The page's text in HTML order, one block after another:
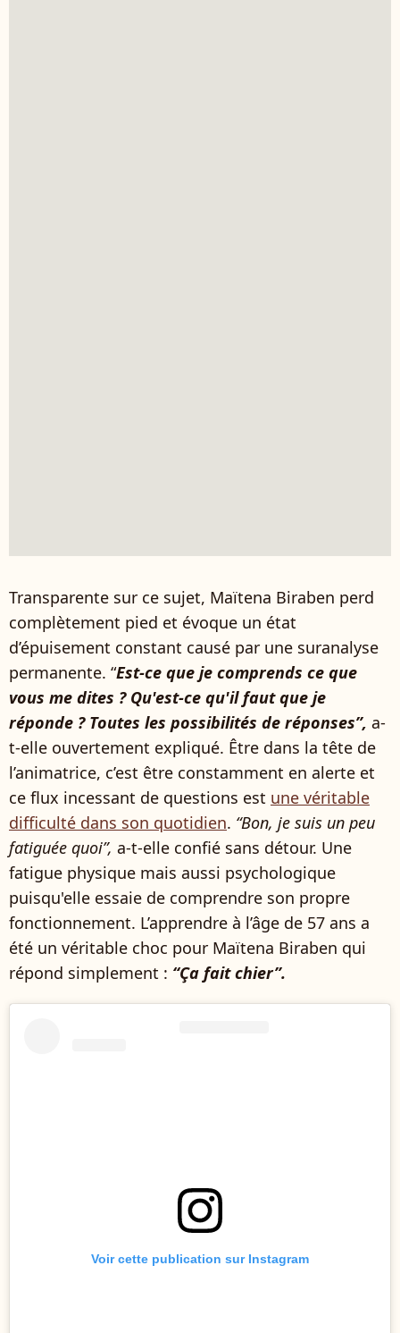
Transparente sur ce sujet, Maïtena Biraben perd
complètement pied et évoque un état
d’épuisement constant causé par une suranalyse
permanente. “Est-ce que je comprends ce que
vous me dites ? Qu'est-ce qu'il faut que je
réponde ? Toutes les possibilités de réponses”, a-
t-elle ouvertement expliqué. Être dans la tête de
l’animatrice, c’est être constamment en alerte et
ce flux incessant de questions est une véritable
difficulté dans son quotidien. “Bon, je suis un peu
fatiguée quoi”, a-t-elle confié sans détour. Une
fatigue physique mais aussi psychologique
puisqu'elle essaie de comprendre son propre
fonctionnement. L’apprendre à l’âge de 57 ans a
été un véritable choc pour Maïtena Biraben qui
répond simplement : “Ça fait chier”.
Voir cette publication sur Instagram